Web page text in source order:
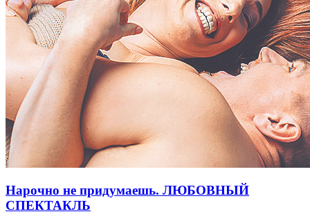
Нарочно не придумаешь. ЛЮБОВНЫЙ
СПЕКТАКЛЬ